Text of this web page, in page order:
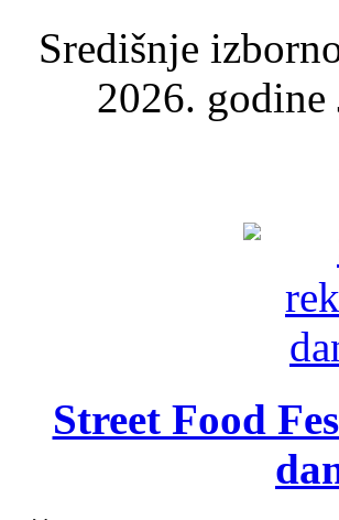
Središnje
2026. godine
Street Food